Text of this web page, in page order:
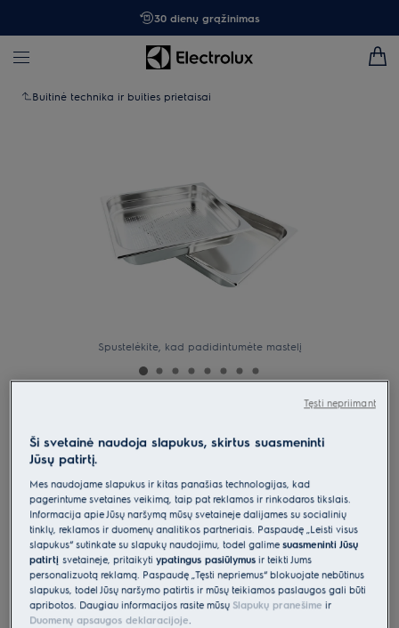
30 dienų grąžinimas
Buitinė technika ir buities prietaisai
Spustelėkite, kad padidintumėte mastelį
Kepimo padėklas „Gastronorm“ 2/3,
Gastronorm 2/3
0 (0)
Pagrindiniai privalumai
2 dalių prabangiu garinimo rinkiniu gaminkite didelius ir mažus
patiekalus.
Turėdami profesionalų garinimo rinkinį galėsite maitintis sveikiau.
Aukštos kokybės nerūdijantįjį plieną galima plauti indaplovėje.
Ši svetainė naudoja slapukus, skirtus suasmeninti
Jūsų patirtį.
Mes naudojame slapukus ir kitas panašias technologijas, kad
pagerintume svetainės veikimą, taip pat reklamos ir rinkodaros tikslais.
Informacija apie Jūsų naršymą mūsų svetainėje dalijamės su socialinių
tinklų, reklamos ir duomenų analitikos partneriais. Paspaudę „Leisti visus
slapukus“ sutinkate su slapukų naudojimu, todėl galimesuasmeninti Jūsų
patirtįsvetainėje, pritaikytiypatingus pasiūlymus ir teikti Jums
personalizuotą reklamą. Paspaudę „Tęsti nepriėmus“ blokuojate nebūtinus
slapukus, todėl Jūsų naršymo patirtis ir mūsų teikiamos paslaugos gali būti
apribotos. Daugiau informacijos rasite mūsų Slapukų pranešime ir
Duomenų apsaugos deklaracijoje.
Tęsti nepriimant